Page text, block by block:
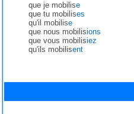
que je mobilise
que tu mobilises
qu'il mobilise
que nous mobilisions
que vous mobilisiez
qu'ils mobilisent